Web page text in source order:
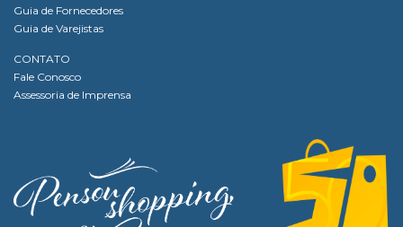
Guia de Fornecedores
Guia de Varejistas
CONTATO
Fale Conosco
Assessoria de Imprensa